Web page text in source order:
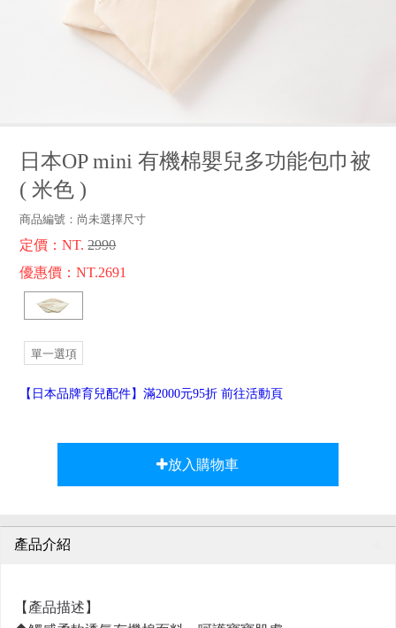
品牌故事
日本OP mini 有機棉嬰兒多功能包巾被
(米色 )
商品編號： 尚未選擇尺寸
定價：NT.2990
優惠價：NT.2691
單一選項
【日本品牌育兒配件】滿2000元95折 前往活動頁
放入購物車
產品介紹
【產品描述】